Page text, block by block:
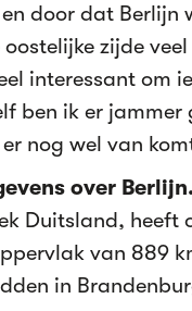
door dat Berlijn
zijde
interessant om
ben ik er
nog wel van
over Berlijn.
Duitsland, heeft
van 889
in